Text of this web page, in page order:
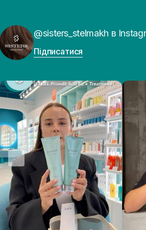
@sisters_stelmakh в
Підписатися